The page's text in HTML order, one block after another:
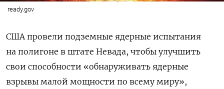
ready.gov
США провели подземные ядерные испытания
на полигоне в штате Невада, чтобы улучшить
свои способности «обнаруживать ядерные
взрывы малой мощности по всему миру»,